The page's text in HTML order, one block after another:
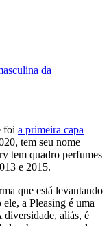
da
foi a primeira capa
tem seu nome
tem quadro perfumes
e 2015.
que está levantando
a Pleasing é uma
diversidade, aliás, é